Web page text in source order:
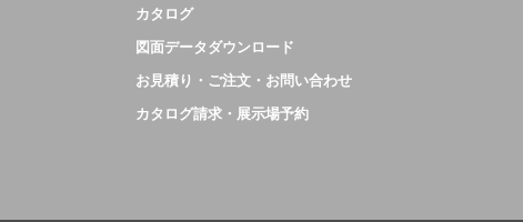
カタログ
図面データダウンロード
お見積り・ご注文・お問い合わせ
カタログ請求・展示場予約